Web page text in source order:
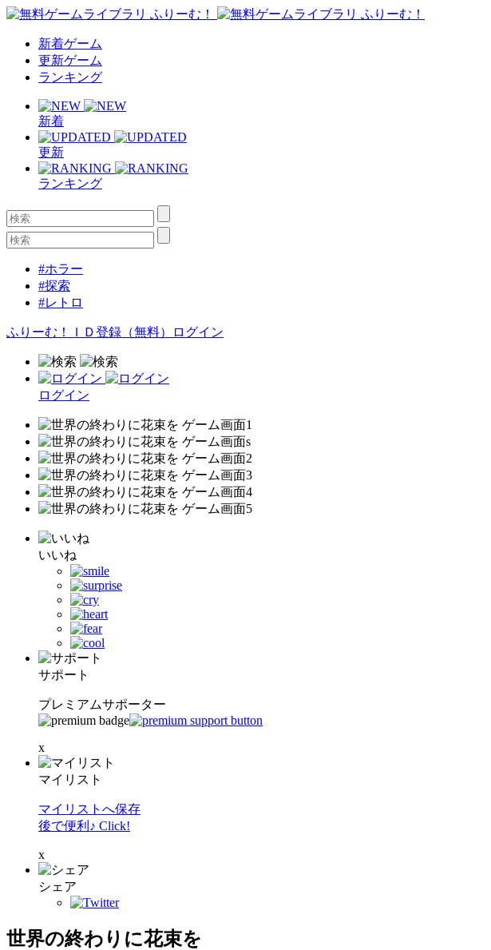
新着ゲーム
更新ゲーム
ランキング
新着
更新
ランキング
#ホラー
#探索
#レトロ
ふりーむ！ＩＤ登録（無料） ログイン
ログイン
いいね
サポート
プレミアムサポーター
x
マイリスト
マイリストへ保存
後で便利♪ Click!
x
シェア
世界の終わりに花束を